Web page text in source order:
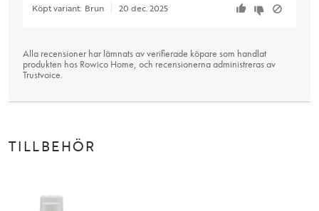
Köpt variant: Brun 20 dec. 2025
Alla recensioner har lämnats av verifierade köpare som handlat
produkten hos Rowico Home, och recensionerna administreras av
Trustvoice.
TILLBEHÖR